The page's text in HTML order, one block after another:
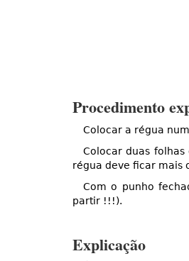
Procedimento
Colocar a régua
Colocar duas
régua deve ficar mais
Com o punho
partir !!!).
Explicação